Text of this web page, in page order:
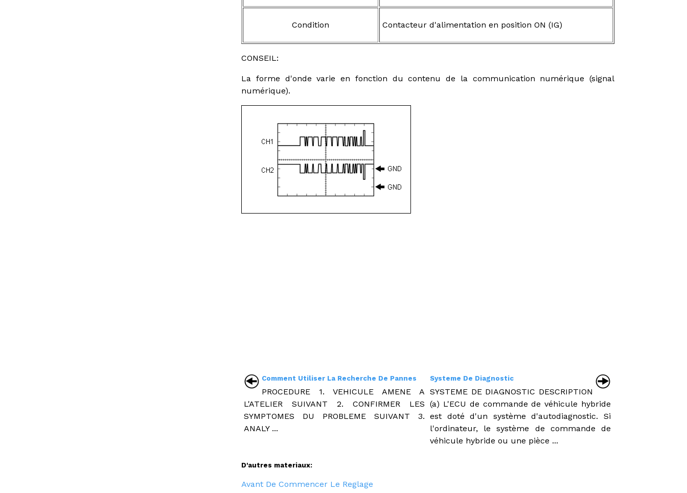
Condition Contacteur d'alimentation en position ON (IG)
CONSEIL:
La forme d'onde varie en fonction du contenu de la communication numérique (signal
numérique).
Comment Utiliser La Recherche De Pannes
PROCEDURE 1. VEHICULE AMENE A
L'ATELIER SUIVANT 2. CONFIRMER LES
SYMPTOMES DU PROBLEME SUIVANT 3.
ANALY ...
Systeme De Diagnostic
SYSTEME DE DIAGNOSTIC DESCRIPTION
(a) L'ECU de commande de véhicule hybride
est doté d'un système d'autodiagnostic. Si
l'ordinateur, le système de commande de
véhicule hybride ou une pièce ...
D'autres materiaux:
Avant De Commencer Le Reglage